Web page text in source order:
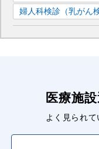
婦人科検診（乳がん
医療施
よく見られ